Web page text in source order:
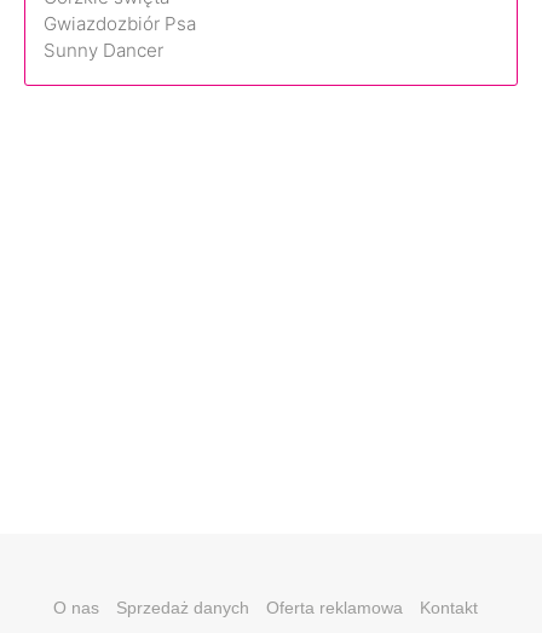
Gwiazdozbiór Psa
Sunny Dancer
O nas Sprzedaż danych Oferta reklamowa Kontakt